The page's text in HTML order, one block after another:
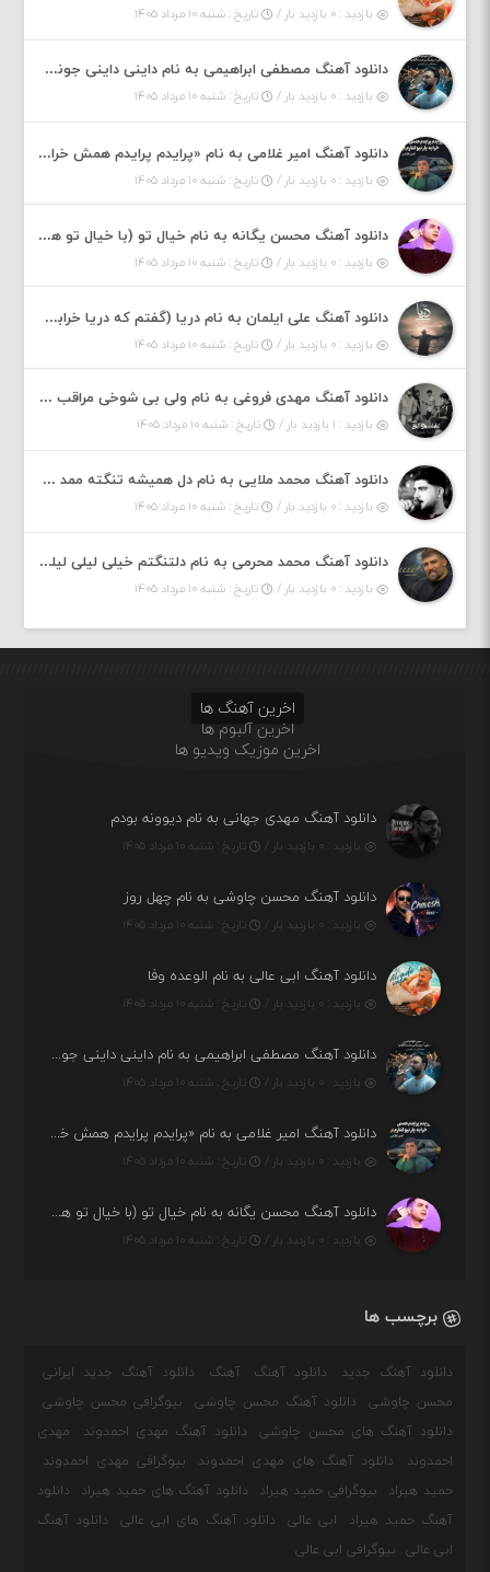
بازدید : ۰ بازدید بار / تاریخ : شنبه ۱۰ مرداد ۱۴۰۵
دانلود آهنگ مصطفی ابراهیمی به نام داینی داینی جونم قربون پنج تیر پرونم
بازدید : ۰ بازدید بار / تاریخ : شنبه ۱۰ مرداد ۱۴۰۵
دانلود آهنگ امیر غلامی به نام «پرایدم پرایدم همش خرابه یار نیو کنارم دیگه پولی نداروم (ریمیکس اینستاگرام)»
بازدید : ۰ بازدید بار / تاریخ : شنبه ۱۰ مرداد ۱۴۰۵
دانلود آهنگ محسن یگانه به نام خیال تو (با خیال تو هنوزم مثل هر روز و همیشه ریمیکس)
بازدید : ۰ بازدید بار / تاریخ : شنبه ۱۰ مرداد ۱۴۰۵
دانلود آهنگ علی ایلمان به نام دریا (گفتم که دریا خرابه نمه بارونه لب شط و نبین)
بازدید : ۰ بازدید بار / تاریخ : شنبه ۱۰ مرداد ۱۴۰۵
دانلود آهنگ مهدی فروغی به نام ولی بی شوخی مراقب من باش
بازدید : ۱ بازدید بار / تاریخ : شنبه ۱۰ مرداد ۱۴۰۵
دانلود آهنگ محمد ملایی به نام دل همیشه تنگته ممد کله ونگته
بازدید : ۰ بازدید بار / تاریخ : شنبه ۱۰ مرداد ۱۴۰۵
دانلود آهنگ محمد محرمی به نام دلتنگتم خیلی لیلی لیلی لیلی تو که نباشی پیش من به زندگی میلی
بازدید : ۰ بازدید بار / تاریخ : شنبه ۱۰ مرداد ۱۴۰۵
اخرین آهنگ ها
اخرین آلبوم ها
اخرین موزیک ویدیو ها
دانلود آهنگ مهدی جهانی به نام دیوونه بودم
بازدید : ۰ بازدید بار / تاریخ : شنبه ۱۰ مرداد ۱۴۰۵
دانلود آهنگ محسن چاوشی به نام چهل روز
بازدید : ۰ بازدید بار / تاریخ : شنبه ۱۰ مرداد ۱۴۰۵
دانلود آهنگ ابی عالی به نام الوعده وفا
بازدید : ۰ بازدید بار / تاریخ : شنبه ۱۰ مرداد ۱۴۰۵
دانلود آهنگ مصطفی ابراهیمی به نام داینی داینی جونم قربون پنج تیر پرونم
بازدید : ۰ بازدید بار / تاریخ : شنبه ۱۰ مرداد ۱۴۰۵
دانلود آهنگ امیر غلامی به نام «پرایدم پرایدم همش خرابه یار نیو کنارم دیگه پولی نداروم (ریمیکس اینستاگرام)»
بازدید : ۰ بازدید بار / تاریخ : شنبه ۱۰ مرداد ۱۴۰۵
دانلود آهنگ محسن یگانه به نام خیال تو (با خیال تو هنوزم مثل هر روز و همیشه ریمیکس)
بازدید : ۰ بازدید بار / تاریخ : شنبه ۱۰ مرداد ۱۴۰۵
برچسب ها
دانلود آهنگ جدید دانلود آهنگ آهنگ
دانلود آهنگ جدید ایرانی
محسن چاوشی
دانلود آهنگ محسن چاوشی
بیوگرافی محسن چاوشی
دانلود آهنگ های محسن چاوشی
دانلود آهنگ مهدی احمدوند
مهدی
احمدوند
دانلود آهنگ های مهدی احمدوند
بیوگرافی مهدی احمدوند
حمید هیراد
بیوگرافی حمید هیراد دانلود آهنگ های حمید هیراد
دانلود
آهنگ حمید هیراد
ابی عالی دانلود آهنگ های ابی عالی
دانلود آهنگ
ابی عالی
بیوگرافی ابی عالی